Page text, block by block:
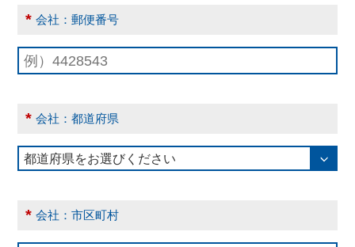
* 会社：郵便番号
* 会社：都道府県
* 会社：市区町村